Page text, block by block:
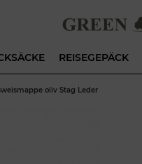
REISEGEPÄCK
oliv Stag Leder